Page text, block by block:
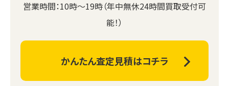
営業時間：10時～19時（年中無休24時間買取受付可
能！）
かんたん査定見積はコチラ